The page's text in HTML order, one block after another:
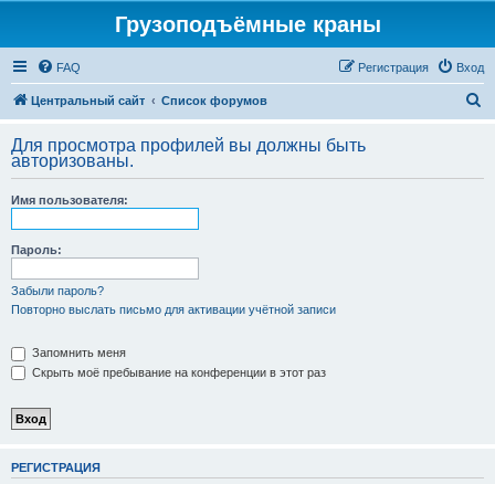
Грузоподъёмные краны
FAQ Вход
Регистрация
Центральный сайт Список форумов
с
Для просмотра профилей вы должны быть
авторизованы.
Имя пользователя:
Пароль:
Забыли пароль?
Повторно выслать письмо для активации учётной записи
Запомнить меня
Скрыть моё пребывание на конференции в этот раз
РЕГИСТРАЦИЯ